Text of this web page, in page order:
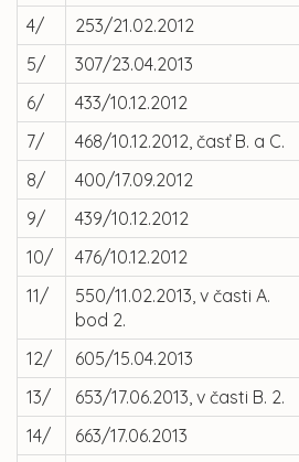
4/
253/21.02.2012
5/
307/23.04.2013
6/
433/10.12.2012
7/
468/10.12.2012, časť B. a C.
8/
400/17.09.2012
9/
439/10.12.2012
10/
476/10.12.2012
11/
550/11.02.2013, v časti A.
bod 2.
12/ 605/15.04.2013
13/
653/17.06.2013, v časti B. 2.
14/
663/17.06.2013